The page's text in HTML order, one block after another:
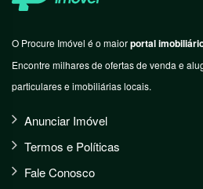
O Procure Imóvel é o maiorportal
Encontre milhares de ofertas de venda e
particulares e imobiliárias locais.
Anunciar Imóvel
Termos e Políticas
Fale Conosco